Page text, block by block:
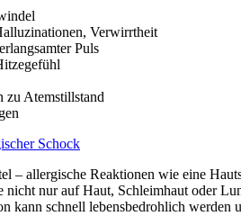
Verwirrtheit
Puls
zu Atemstillstand
Schock
– allergische Reaktionen wie eine
nicht nur auf Haut, Schleimhaut oder
kann schnell lebensbedrohlich werden